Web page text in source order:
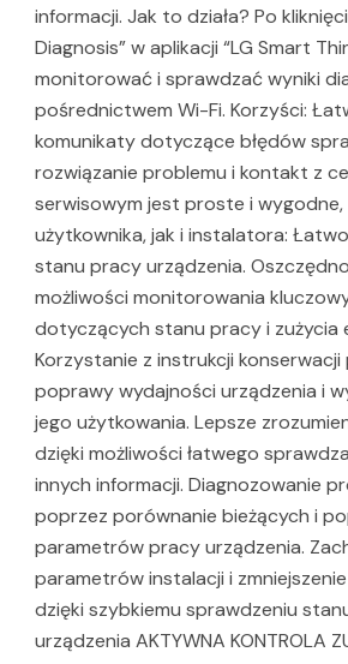
informacji. Jak to działa? Po
Diagnosis” w aplikacji “LG Smart
monitorować i sprawdzać wyniki
pośrednictwem Wi-Fi. Korzyści:
komunikaty dotyczące błędów
rozwiązanie problemu i kontakt z
serwisowym jest proste i
użytkownika, jak i instalatora:
stanu pracy urządzenia.
możliwości monitorowania
dotyczących stanu pracy i zużycia
Korzystanie z instrukcji
poprawy wydajności urządzenia i
jego użytkowania. Lepsze
dzięki możliwości łatwego
innych informacji. Diagnozowanie
poprzez porównanie bieżących i
parametrów pracy urządzenia.
parametrów instalacji i
dzięki szybkiemu sprawdzeniu
urządzenia AKTYWNA KONTROLA